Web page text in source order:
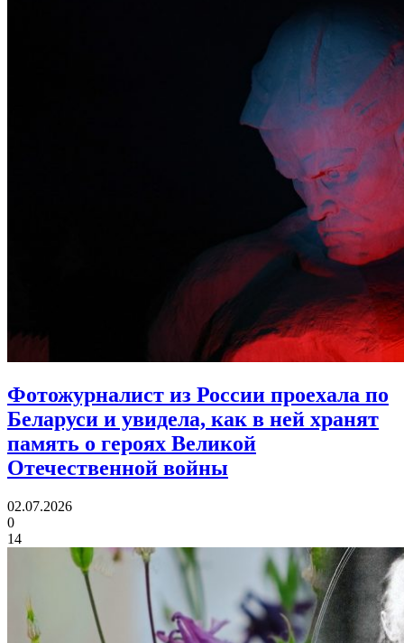
Фотожурналист из России проехала по
Беларуси и увидела, как в ней хранят
память о героях Великой
Отечественной войны
02.07.2026
0
14